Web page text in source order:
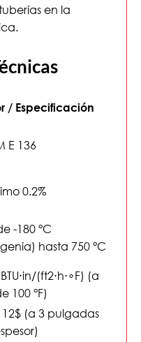
en la
/ Especificación
E 136
0.2%
-180 °C
hasta 750 °C
(ft2⋅h⋅∘F) (a
100 °F)
12$ (a 3 pulgadas